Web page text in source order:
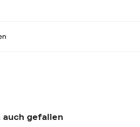
gefallen